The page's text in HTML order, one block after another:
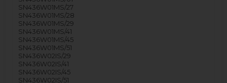
SN436W01MS/27
SN436W01MS/28
SN436W01MS/29
SN436W01MS/41
SN436W01MS/45
SN436W01MS/51
SN436W02IS/29
SN436W02IS/41
SN436W02IS/45
SN436W02IS/51